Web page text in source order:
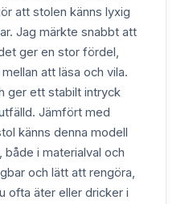
att stolen känns lyxig
Jag märkte snabbt att
ger en stor fördel,
att läsa och vila.
ger ett stabilt intryck
Jämfört med
känns denna modell
i materialval och
och lätt att rengöra,
ofta äter eller dricker i